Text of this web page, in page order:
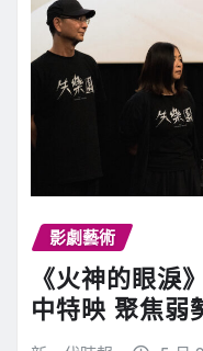
影劇藝術
《火神的眼淚
中特映 聚焦弱